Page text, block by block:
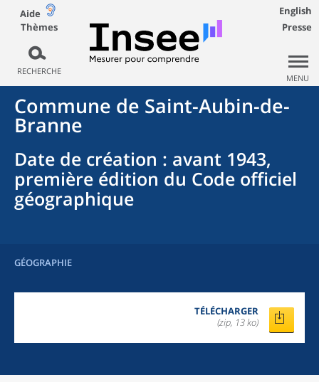
Aide
Thèmes
RECHERCHE
English
Presse
MENU
Commune de Saint-Aubin-de-
Branne
Date de création : avant 1943,
première édition du Code officiel
géographique
GÉOGRAPHIE
TÉLÉCHARGER
(zip, 13 ko)